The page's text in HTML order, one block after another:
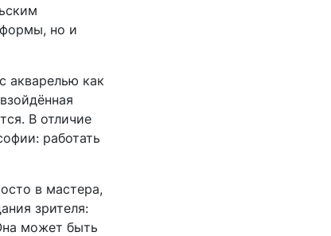
но и
акварелью как
В отличие
работать
в мастера,
зрителя:
может быть